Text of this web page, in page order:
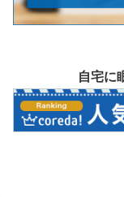
自宅に